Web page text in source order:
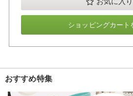
ショッピングカート
おすすめ特集